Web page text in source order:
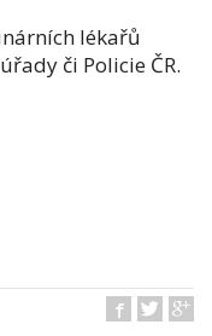
lékařů
či Policie ČR.